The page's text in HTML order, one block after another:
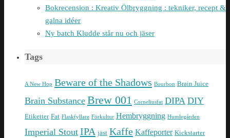
Bokrecension : Kreativ Ölbryggning : tekniker, recept &
galna idéer
Ny batch Kludde står nu och jäser
Tags
A New Hop Beware of the Shadows Bourbon Brain Juice
Brain Substance Brew 001 Corneliusfat DIPA DIY
Etiketter Fat Flaskfyllare Förkultur Hembryggning Humlegården
Imperial Stout IPA jäst Kaffe Kaffeporter Kickstarter